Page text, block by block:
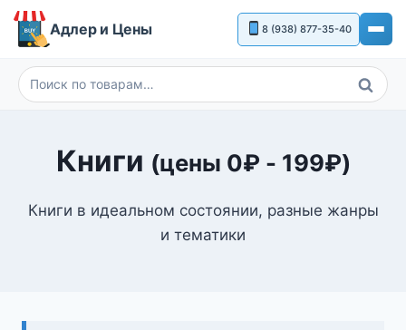
Перейти
Адлер и Цены 8 (938) 877-35-40
Искать:
Поиск
Книги (цены 0₽ - 199₽)
Книги в идеальном состоянии, разные жанры
и тематики